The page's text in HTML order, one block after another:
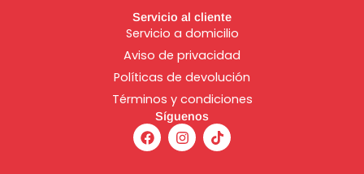
Servicio al cliente
Servicio a domicilio
Aviso de privacidad
Políticas de devolución
Términos y condiciones
Síguenos
F
a
c
I
n
s
T
i
k